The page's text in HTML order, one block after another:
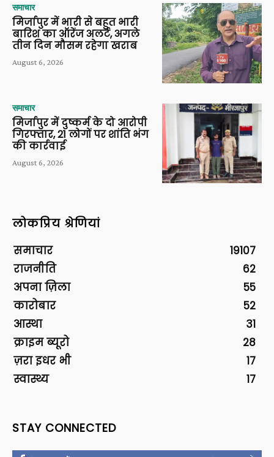
समाचार
मिर्जापुर में भारी से बहुत भारी
बारिश का ऑरेंज अलर्ट, अगले
तीन दिन मौसम रहेगा खराब
August 6, 2026
समाचार
मिर्जापुर में दुष्कर्म के दो आरोपी
गिरफ्तार, 21 लोगों पर शांति भंग
की कार्रवाई
August 6, 2026
लोकप्रिय श्रेणियां
समाचार
19107
राजनीति
62
अपना ज़िला
55
कारोबार
52
आस्था
31
क्राइम ब्यूरो
28
ज़रा इधर भी
17
स्वास्थ्य
17
STAY CONNECTED